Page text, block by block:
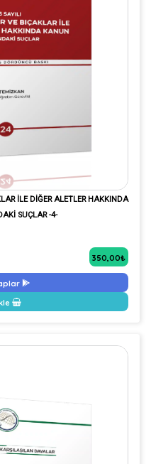
İLE DİĞER ALETLER HAKKINDA
SUÇLAR -4-
350,00₺